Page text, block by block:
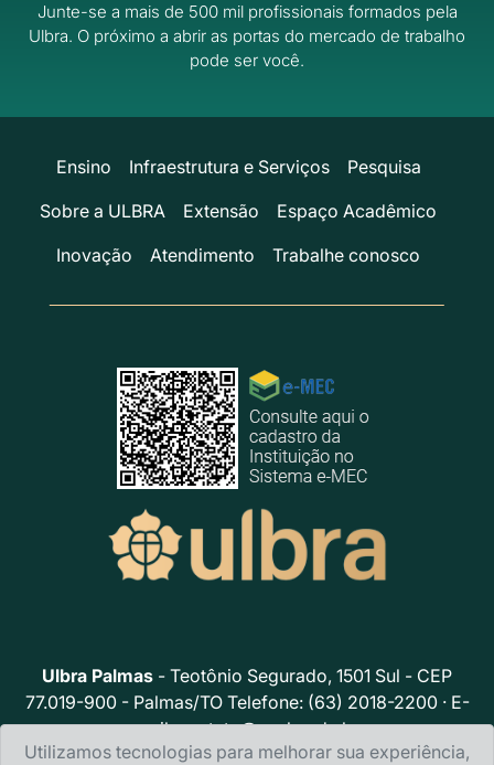
Junte-se a mais de 500 mil profissionais formados pela
Ulbra. O próximo a abrir as portas do mercado de trabalho
pode ser você.
Ensino Infraestrutura e Serviços
Pesquisa
Sobre a ULBRA
Extensão
Espaço Acadêmico
Inovação
Atendimento Trabalhe conosco
Ulbra Palmas - Teotônio Segurado, 1501 Sul - CEP
77.019-900 - Palmas/TO Telefone: (63) 2018-2200 · E-
mail:contato@ceulp.edu.br
Utilizamos tecnologias para melhorar sua experiência,